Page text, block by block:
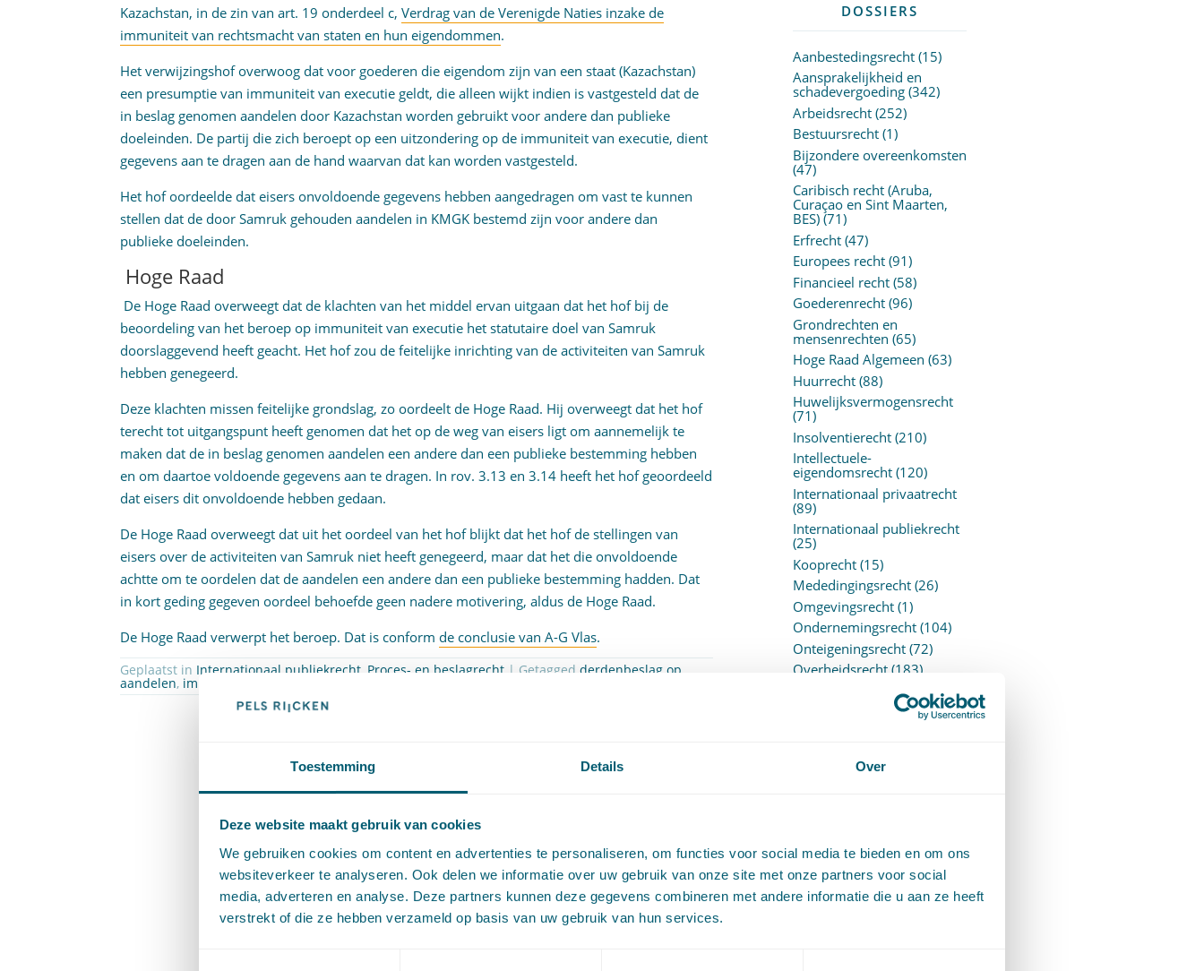
Toestemming Details Over
Deze website maakt gebruik van cookies
We gebruiken cookies om content en advertenties te personaliseren, om functies voor social media te bieden en om ons
websiteverkeer te analyseren. Ook delen we informatie over uw gebruik van onze site met onze partners voor social
media, adverteren en analyse. Deze partners kunnen deze gegevens combineren met andere informatie die u aan ze heeft
verstrekt of die ze hebben verzameld op basis van uw gebruik van hun services.
Kazachstan, in de zin van art. 19 onderdeel c,Verdrag van de Verenigde Naties inzake de
immuniteit van rechtsmacht van staten en hun eigendommen.
Het verwijzingshof overwoog dat voor goederen die eigendom zijn van een staat (Kazachstan)
een presumptie van immuniteit van executie geldt, die alleen wijkt indien is vastgesteld dat de
in beslag genomen aandelen door Kazachstan worden gebruikt voor andere dan publieke
doeleinden. De partij die zich beroept op een uitzondering op de immuniteit van executie, dient
gegevens aan te dragen aan de hand waarvan dat kan worden vastgesteld.
Het hof oordeelde dat eisers onvoldoende gegevens hebben aangedragen om vast te kunnen
stellen dat de door Samruk gehouden aandelen in KMGK bestemd zijn voor andere dan
publieke doeleinden.
Hoge Raad
De Hoge Raad overweegt dat de klachten van het middel ervan uitgaan dat het hof bij de
beoordeling van het beroep op immuniteit van executie het statutaire doel van Samruk
doorslaggevend heeft geacht. Het hof zou de feitelijke inrichting van de activiteiten van Samruk
hebben genegeerd.
Deze klachten missen feitelijke grondslag, zo oordeelt de Hoge Raad. Hij overweegt dat het hof
terecht tot uitgangspunt heeft genomen dat het op de weg van eisers ligt om aannemelijk te
maken dat de in beslag genomen aandelen een andere dan een publieke bestemming hebben
en om daartoe voldoende gegevens aan te dragen. In rov. 3.13 en 3.14 heeft het hof geoordeeld
dat eisers dit onvoldoende hebben gedaan.
De Hoge Raad overweegt dat uit het oordeel van het hof blijkt dat het hof de stellingen van
eisers over de activiteiten van Samruk niet heeft genegeerd, maar dat het die onvoldoende
achtte om te oordelen dat de aandelen een andere dan een publieke bestemming hadden. Dat
in kort geding gegeven oordeel behoefde geen nadere motivering, aldus de Hoge Raad.
De Hoge Raad verwerpt het beroep. Dat is conformde conclusie van A-G Vlas.
Geplaatst in Internationaal publiekrecht Proces- en beslagrecht | Getaggedderdenbeslag op
aandelen, immuniteit van executie
DOSSIERS
Aanbestedingsrecht(15)
Aansprakelijkheid en
schadevergoeding(342)
Arbeidsrecht(252)
Bestuursrecht(1)
Bijzondere overeenkomsten
(47)
Caribisch recht (Aruba,
Curaçao en Sint Maarten,
BES)(71)
Erfrecht(47)
Europees recht(91)
Financieel recht(58)
Goederenrecht(96)
Grondrechten en
mensenrechten (65)
Hoge Raad Algemeen (63)
Huurrecht(88)
Huwelijksvermogensrecht
(71)
Insolventierecht(210)
Intellectuele-
eigendomsrecht(120)
Internationaal privaatrecht
(89)
Internationaal publiekrecht
(25)
Kooprecht(15)
Mededingingsrecht(26)
Omgevingsrecht(1)
Ondernemingsrecht(104)
Onteigeningsrecht(72)
Overheidsrecht(183)
(27)
Personen- en familierecht
(28)
Strafrecht(12)
Verbintenissenrecht(323)
Vermogensrecht algemeen